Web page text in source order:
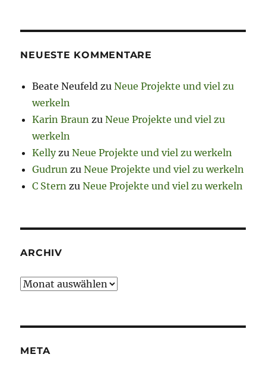
NEUESTE KOMMENTARE
Beate Neufeld zuNeue Projekte und viel zu
werkeln
Karin Braun zuNeue Projekte und viel zu
werkeln
KellyzuNeue Projekte und viel zu werkeln
Gudrun zuNeue Projekte und viel zu werkeln
C Stern zuNeue Projekte und viel zu werkeln
ARCHIV
Archiv
META